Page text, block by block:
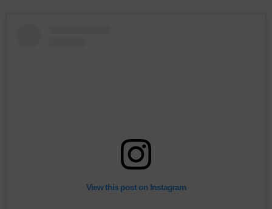
View this post on Instagram